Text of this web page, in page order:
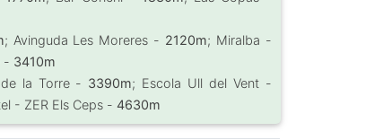
; Avinguda Les Moreres - 2120m; Miralba -
- 3410m
la Torre - 3390m; Escola Ull del Vent -
- ZER Els Ceps -4630m